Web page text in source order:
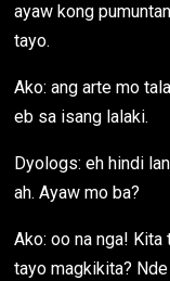
ayaw kong
tayo.
Ako: ang arte mo
eb sa isang lalaki.
Dyologs: eh hindi
ah. Ayaw mo ba?
Ako: oo na nga!
tayo magkikita?